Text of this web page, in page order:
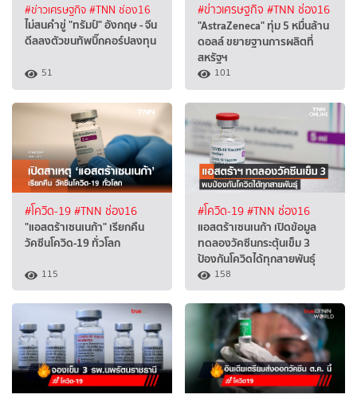
#ข่าวเศรษฐกิจ #TNN ช่อง16
ไม่สนคำขู่ "ทรัมป์" อังกฤษ - จีน
ดีลลงตัวขนทัพบิ๊กคอร์ปลงทุน
51
#ข่าวเศรษฐกิจ #TNN ช่อง16
"AstraZeneca" ทุ่ม 5 หมื่นล้าน
ดอลล์ ขยายฐานการผลิตที่
สหรัฐฯ
101
#โควิด-19#TNN ช่อง16
"แอสตร้าเซนเนก้า" เรียกคืน
วัคซีนโควิด-19 ทั่วโลก
115
#โควิด-19#TNN ช่อง16
แอสตร้าเซนเนก้า เปิดข้อมูล
ทดลองวัคซีนกระตุ้นเข็ม 3
ป้องกันโควิดได้ทุกสายพันธุ์
158